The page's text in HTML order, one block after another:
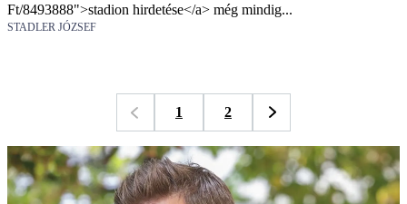
Ft/8493888">stadion hirdetése</a> még mindig...
STADLER JÓZSEF
1 2